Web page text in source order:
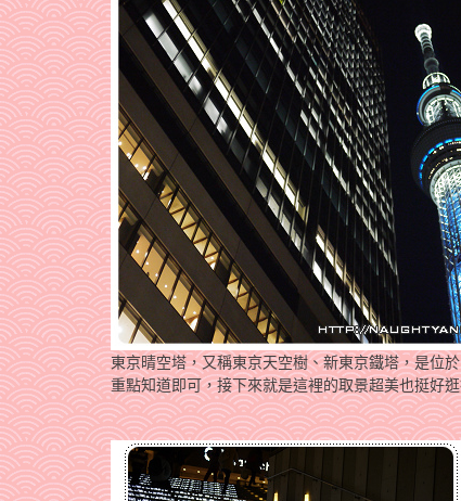
東京晴空塔，又稱東京天空樹、新東京鐵塔，是位
重點知道即可，接下來就是這裡的取景超美也挺好